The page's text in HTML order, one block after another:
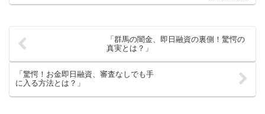
「群馬の闇金、即日融資の裏側！驚愕の
真実とは？」
「驚愕！お金即日融資、審査なしでも手
に入る方法とは？」